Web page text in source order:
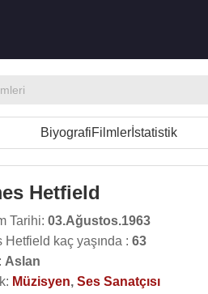
BiyografiFilmlerİstatistik
Hetfield
Tarihi: 03.Ağustos.1963
Hetfield kaç yaşında : 63
Aslan
Müzisyen, Ses Sanatçısı